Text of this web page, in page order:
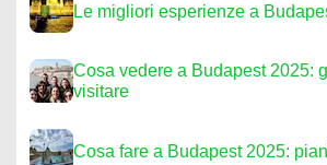
Le migliori esperienze a
Cosa vedere a Budapest 2025:
visitare
Cosa fare a Budapest 2025: